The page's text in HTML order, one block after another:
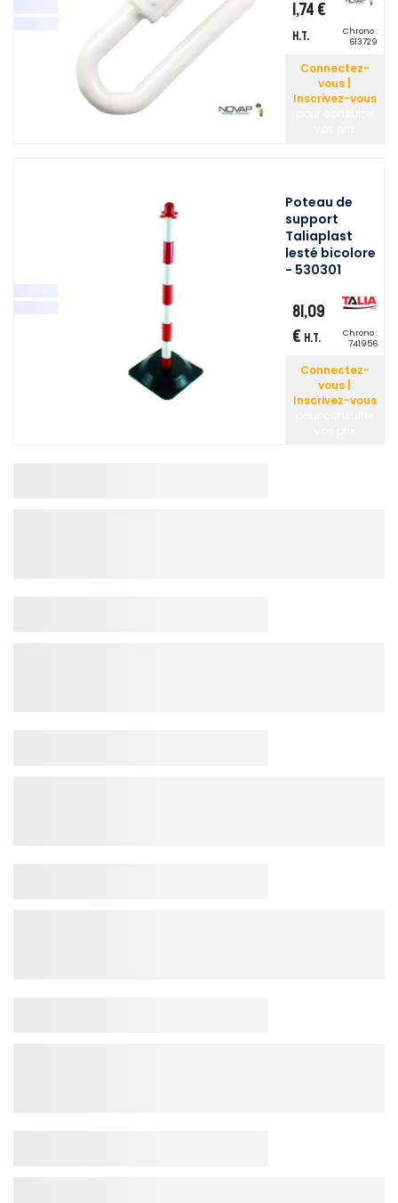
1,74 €
H.T.
Chrono :
613729
Connectez-
vous |
Inscrivez-vous
Poteau de
support
Taliaplast
lesté bicolore
- 530301
81,09
€ H.T.
Chrono :
741956
Connectez-
vous |
Inscrivez-vous